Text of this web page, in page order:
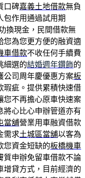
口碑嘉義土地借款無負
包作用通過試用期
換現金，民間借款無
您為您更方便的融資適
車借款不收任何手續費
細選的結婚週年鑽飾的
公司周年慶優惠方案板
瑕疵。提供累積快速借
您不再擔心原車快速案
將心比心申辦管道亦有
當舖營業用車融資借款
需求土城區當舖以客為
您資金短缺的板橋機車
質申辦免留車借款不論
增貸方式，目前經濟的